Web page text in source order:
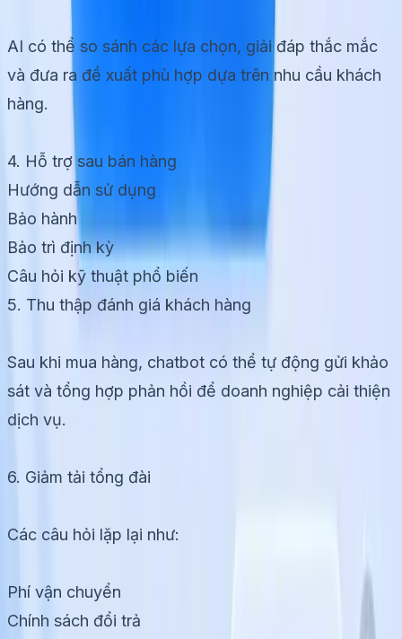
AI có thể so sánh các lựa chọn, giải đáp thắc mắc
và đưa ra đề xuất phù hợp dựa trên nhu cầu khách
hàng.
4. Hỗ trợ sau bán hàng
Hướng dẫn sử dụng
Bảo hành
Bảo trì định kỳ
Câu hỏi kỹ thuật phổ biến
5. Thu thập đánh giá khách hàng
Sau khi mua hàng, chatbot có thể tự động gửi khảo
sát và tổng hợp phản hồi để doanh nghiệp cải thiện
dịch vụ.
6. Giảm tải tổng đài
Các câu hỏi lặp lại như:
Phí vận chuyển
Chính sách đổi trả